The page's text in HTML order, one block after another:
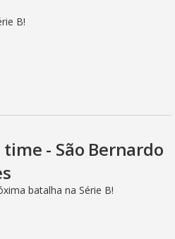
B!
time - São Bernardo
batalha na Série B!